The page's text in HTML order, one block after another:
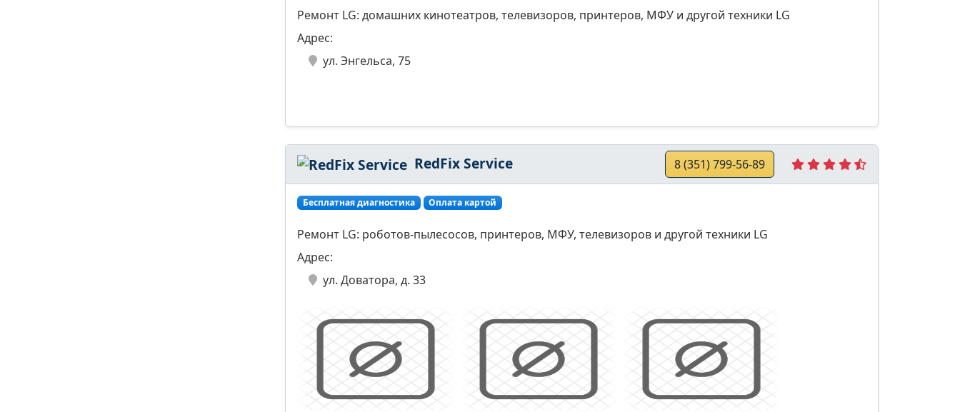
Ремонт LG: домашних кинотеатров, телевизоров, принтеров, МФУ и другой техники LG
Адрес:
ул. Энгельса, 75
RedFix Service 8 (351) 799-56-89
Бесплатная диагностика Оплата картой
Ремонт LG: роботов-пылесосов, принтеров, МФУ, телевизоров и другой техники LG
Адрес:
ул. Доватора, д. 33